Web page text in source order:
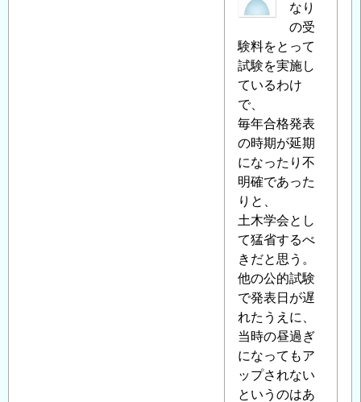
名
稿
者
に
よ
る
「Re:2010
年
度
技
術
者
資
格
試
験
合
格
発
表
なり
の受
験料をとって
試験を実施し
ているわけ
で、
毎年合格発表
の時期が延期
になったり不
明確であった
りと、
土木学会とし
て猛省するべ
きだと思う。
他の公的試験
で発表日が遅
れたうえに、
当時の昼過ぎ
になってもア
ップされない
というのはあ